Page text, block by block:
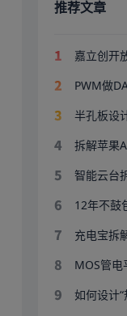
推荐文章
半孔板设
充电宝拆
如何设计